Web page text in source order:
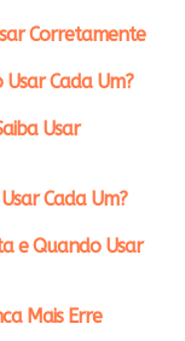
Corretamente
Cada Um?
Usar
Cada Um?
e Quando Usar
Mais Erre